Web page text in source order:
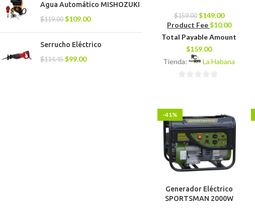
Agua Automático MISHOZUKI
$119.00 $109.00
Serrucho Eléctrico
$114.45 $99.00
$159.00 $149.00
Product Fee$10.00
Total Payable Amount
$159.00
Tienda:
La Habana
-41%
Generador Eléctrico
SPORTSMAN 2000W